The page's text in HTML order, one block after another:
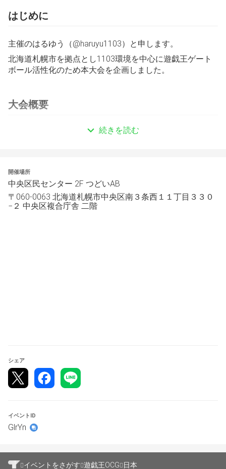
はじめに
主催のはるゆう（@haruyu1103）と申します。
北海道札幌市を拠点とし1103環境を中心に遊戯王ゲート
ボール活性化のため本大会を企画しました。
大会概要
本大会は遊戯王の非公認大会になります。
2011年3月の禁止制限で行い
2011年8月31日までに発売されたカードを使用できます。
特殊ルールとして血の代償は準制限とします。
続きを読む
開催場所
中央区民センター 2F つどいAB
〒060-0063 北海道札幌市中央区南３条西１１丁目３３０
−２ 中央区複合庁舎 二階
シェア
イベントID
GlrYn
イベントをさがす 遊戯王OCG 日本